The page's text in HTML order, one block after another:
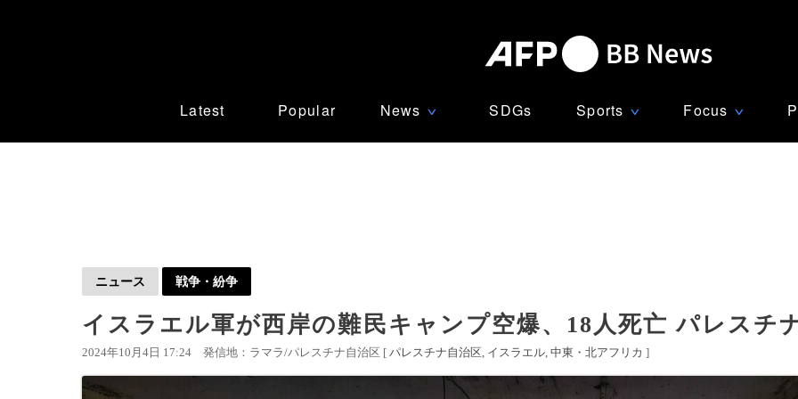
Latest Popular News ∨ SDGs Sports ∨ Focus ∨
ニュース 戦争・紛争
イスラエル軍が西岸の難民キャンプ空爆、18人死亡 パレスチ
2024年10月4日 17:24 発信地：ラマラ/パレスチナ自治区 [ パレスチナ自治区 イスラエル 中東・北アフリカ ]